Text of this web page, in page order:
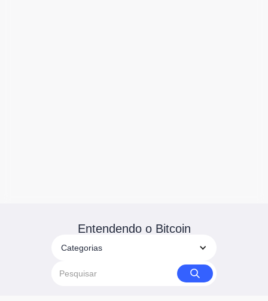
Entendendo o Bitcoin
Categorias